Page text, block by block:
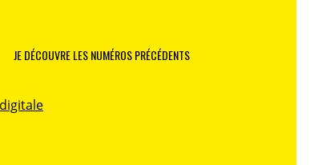
JE DÉCOUVRE LES NUMÉROS PRÉCÉDENTS